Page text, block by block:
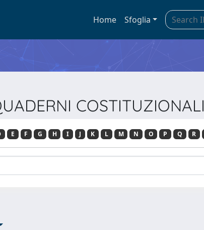
Home Sfoglia
COSTITUZIONALI
E F G H I J K L M N O P Q R